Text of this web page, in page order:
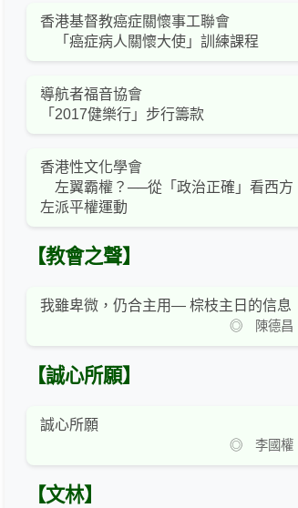
香港基督教癌症關懷事工聯會
「癌症病人關懷大使」訓練課程
導航者福音協會
「2017健樂行」步行籌款
香港性文化學會
左翼霸權？──從「政治正確」看西方
左派平權運動
【教會之聲】
我雖卑微，仍合主用— 棕枝主日的信息
◎ 陳德昌
【誠心所願】
誠心所願
◎ 李國權
【文林】